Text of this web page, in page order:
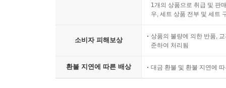
1개의 상품으로 취급 및 판
우, 세트 상품 전부 및 세트
소비자 피해보상
상품의 불량에 의한 반품,
준하여 처리됨
환불 지연에 따른 배상 대금 환불 및 환불 지연에